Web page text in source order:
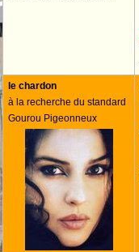
le chardon
à la recherche du standard
Gourou Pigeonneux